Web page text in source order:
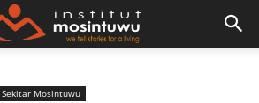
Sekitar Mosintuwu